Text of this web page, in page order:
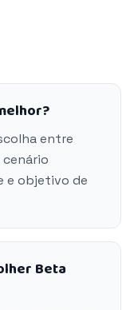
entre
cenário
e objetivo de
Beta